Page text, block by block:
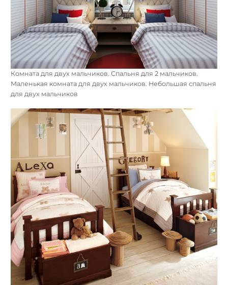
Комната для двух мальчиков. Спальня для 2 мальчиков.
Маленькая комната для двух мальчиков. Небольшая спальня